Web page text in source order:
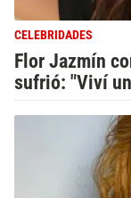
CELEBRIDADES
Flor Jazmín
sufrió: "Viví